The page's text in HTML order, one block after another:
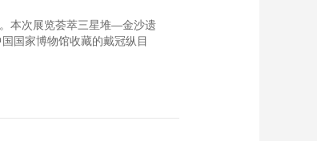
本次展览荟萃三星堆—金沙遗
国家博物馆收藏的戴冠纵目